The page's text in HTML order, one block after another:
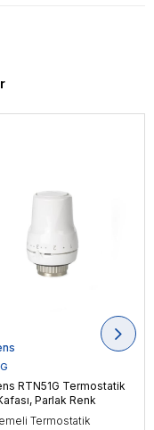
RTN51G Termostatik
Parlak Renk
Termostatik